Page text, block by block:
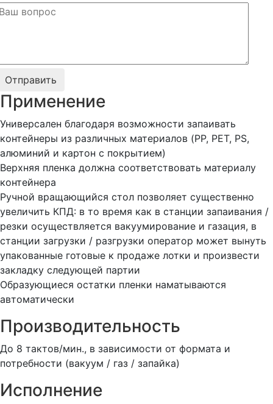
Применение
Универсален благодаря возможности запаивать
контейнеры из различных материалов (PP, PET, PS,
алюминий и картон с покрытием)
Верхняя пленка должна соответствовать материалу
контейнера
Ручной вращающийся стол позволяет существенно
увеличить КПД: в то время как в станции запаивания /
резки осуществляется вакуумирование и газация, в
станции загрузки / разгрузки оператор может вынуть
упакованные готовые к продаже лотки и произвести
закладку следующей партии
Образующиеся остатки пленки наматываются
автоматически
Производительность
До 8 тактов/мин., в зависимости от формата и
потребности (вакуум / газ / запайка)
Исполнение